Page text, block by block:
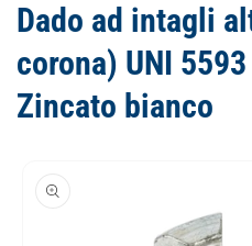
Dado ad intagli
corona) UNI
Zincato bianco
sul prodotto